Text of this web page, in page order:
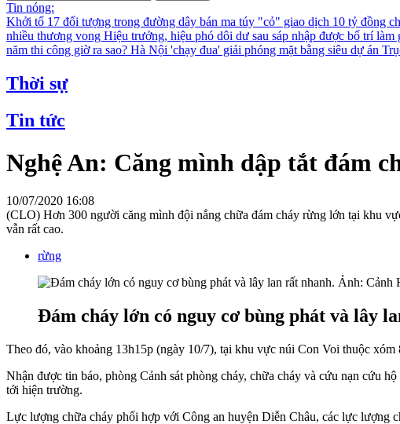
Tin nóng:
Khởi tố 17 đối tượng trong đường dây bán ma túy "cỏ" giao dịch 10 tỷ đồng
nhiều thương vong Hiệu trưởng, hiệu phó dôi dư sau sáp nhập được bố trí
năm thi công giờ ra sao? Hà Nội 'chạy đua' giải phóng mặt bằng siêu dự án
Thời sự
Tin tức
Nghệ An: Căng mình dập tắt đám
10/07/2020 16:08
(CLO) Hơn 300 người căng mình đội nắng chữa đám cháy rừng lớn tại khu
vẫn rất cao.
rừng
Đám cháy lớn có nguy cơ bùng phát và lây
Theo đó, vào khoảng 13h15p (ngày 10/7), tại khu vực núi Con Voi thuộc
Nhận được tin báo, phòng Cảnh sát phòng cháy, chữa cháy và cứu nạn cứu
tới hiện trường.
Lực lượng chữa cháy phối hợp với Công an huyện Diễn Châu, các lực lượng